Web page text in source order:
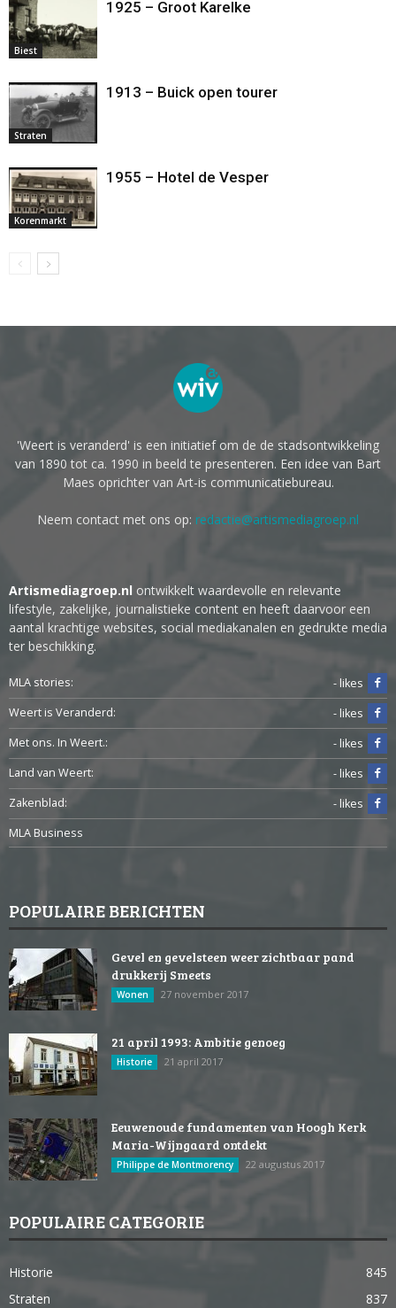
Biest
1925 – Groot Karelke
Straten
1913 – Buick open tourer
Korenmarkt
1955 – Hotel de Vesper
'Weert is veranderd' is een initiatief om de de stadsontwikkeling
van 1890 tot ca. 1990 in beeld te presenteren. Een idee van Bart
Maes oprichter van Art-is communicatiebureau.
Neem contact met ons op: redactie@artismediagroep.nl
Artismediagroep.nl ontwikkelt waardevolle en relevante
lifestyle, zakelijke, journalistieke content en heeft daarvoor een
aantal krachtige websites, social mediakanalen en gedrukte media
ter beschikking.
MLA stories:
- likes
Weert is Veranderd:
- likes
Met ons. In Weert.:
- likes
Land van Weert:
- likes
Zakenblad:
- likes
MLA Business
POPULAIRE BERICHTEN
Gevel en gevelsteen weer zichtbaar pand
drukkerij Smeets
Wonen 27 november 2017
21 april 1993: Ambitie genoeg
Historie 21 april 2017
Eeuwenoude fundamenten van Hoogh Kerk
Maria-Wijngaard ontdekt
Philippe de Montmorency 22 augustus 2017
POPULAIRE CATEGORIE
Historie
845
Straten
837